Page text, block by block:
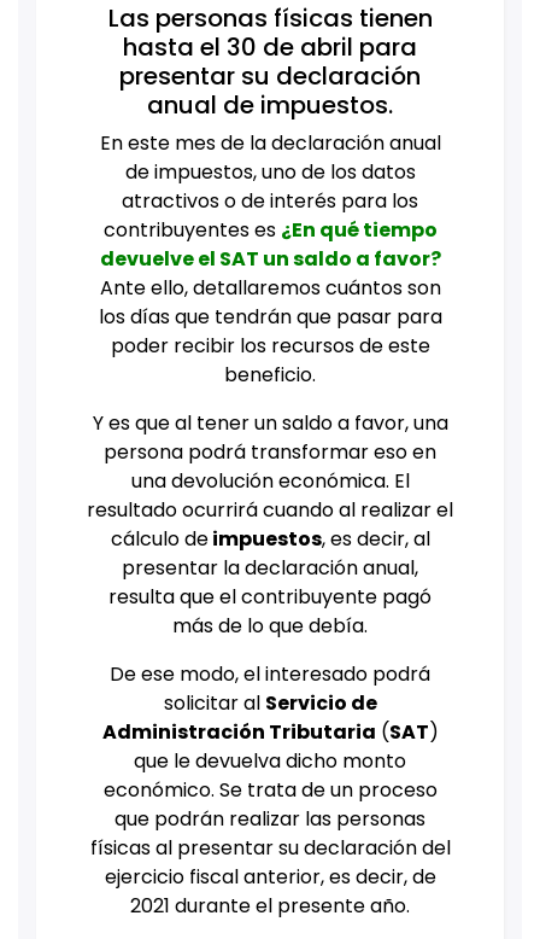
Las personas físicas tienen
hasta el 30 de abril para
presentar su declaración
anual de impuestos.
En este mes de la declaración anual
de impuestos, uno de los datos
atractivos o de interés para los
contribuyentes es ¿En qué tiempo
devuelve el SAT un saldo a favor?
Ante ello, detallaremos cuántos son
los días que tendrán que pasar para
poder recibir los recursos de este
beneficio.
Y es que al tener un saldo a favor, una
persona podrá transformar eso en
una devolución económica. El
resultado ocurrirá cuando al realizar el
cálculo deimpuestos, es decir, al
presentar la declaración anual,
resulta que el contribuyente pagó
más de lo que debía.
De ese modo, el interesado podrá
solicitar al Servicio de
Administración Tributaria (SAT)
que le devuelva dicho monto
económico. Se trata de un proceso
que podrán realizar las personas
físicas al presentar su declaración del
ejercicio fiscal anterior, es decir, de
2021 durante el presente año.